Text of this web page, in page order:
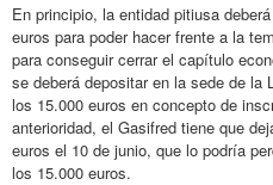
En principio, la entidad pitiusa
euros para poder hacer frente a la
para conseguir cerrar el capítulo
se deberá depositar en la sede de la
los 15.000 euros en concepto de
anterioridad, el Gasifred tiene que
euros el 10 de junio, que lo podría
los 15.000 euros.